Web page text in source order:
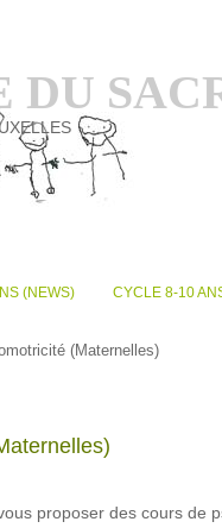
DU
(NEWS) CYCLE 8-10
(Maternelles)
proposer des cours de